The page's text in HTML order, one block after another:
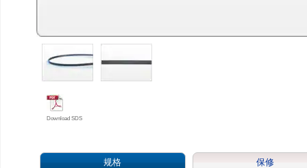
Download SDS
规格 保修